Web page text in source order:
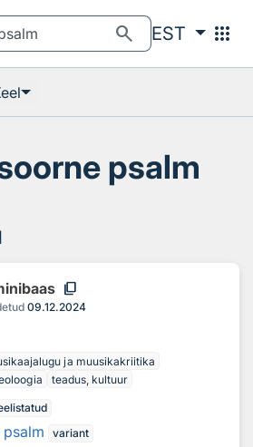
search EST apps
psalm
content_copy
09.12.2024
ja muusikakriitika
teadus, kultuur
variant